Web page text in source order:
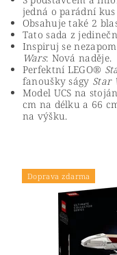
jedná o parádní
Obsahuje také 2
Tato sada z
Inspiruj se
Wars: Nová naděje.
Perfektní LEGO®
fanoušky ságy Star
Model UCS na
cm na délku a 66
na výšku.
Doprava zdarma